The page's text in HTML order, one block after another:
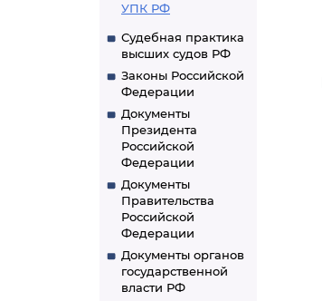
УПК РФ
Судебная практика
высших судов РФ
Законы Российской
Федерации
Документы
Президента
Российской
Федерации
Документы
Правительства
Российской
Федерации
Документы органов
государственной
власти РФ